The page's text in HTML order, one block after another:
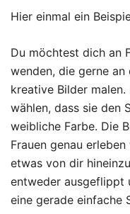
Hier einmal ein
Du möchtest dich an
wenden, die gerne
kreative Bilder
wählen, dass sie den
weibliche Farbe. Die
Frauen genau
etwas von dir
entweder ausgeflippt
eine gerade einfache